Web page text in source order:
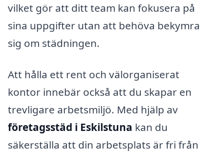
vilket gör att ditt team kan fokusera på
sina uppgifter utan att behöva bekymra
sig om städningen.
Att hålla ett rent och välorganiserat
kontor innebär också att du skapar en
trevligare arbetsmiljö. Med hjälp av
företagsstäd i Eskilstuna kan du
säkerställa att din arbetsplats är fri från